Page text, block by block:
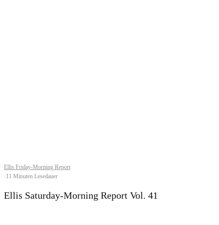
Ellis Friday-Morning Report
·11 Minuten Lesedauer
Ellis Saturday-Morning Report Vol. 41